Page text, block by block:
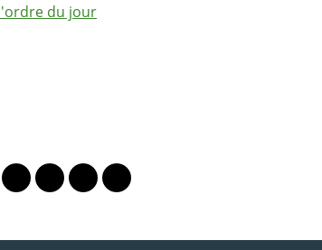
du jour
le profil Mastodon
vers le profil Bluesky
Lien vers le profil Instagram
Lien vers le profil Linkedin
Lien vers le profil Facebook
Lien vers le profil Twitter